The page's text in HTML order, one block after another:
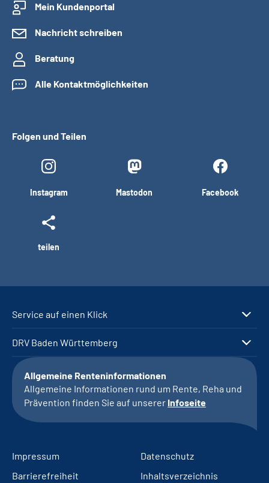
Mein Kundenportal
Nachricht schreiben
Beratung
Alle Kontaktmöglichkeiten
Folgen und Teilen
Instagram Mastodon Facebook
teilen
Service auf einen Klick
DRV Baden Württemberg
Allgemeine Renteninformationen
Allgemeine Informationen rund um Rente, Reha und
Prävention finden Sie auf unserer Infoseite
Impressum
Datenschutz
Barrierefreiheit
Inhaltsverzeichnis